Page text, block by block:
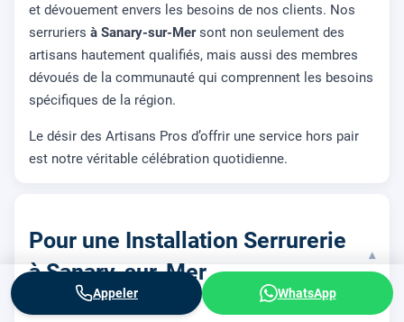
et dévouement envers les besoins de nos clients. Nos
serruriers à Sanary-sur-Mersont non seulement des
artisans hautement qualifiés, mais aussi des membres
dévoués de la communauté qui comprennent les besoins
spécifiques de la région.
Le désir des Artisans Pros d’offrir une service hors pair
est notre véritable célébration quotidienne.
Pour une Installation Serrurerie
à Sanary-sur-Mer
▾
Appeler WhatsApp